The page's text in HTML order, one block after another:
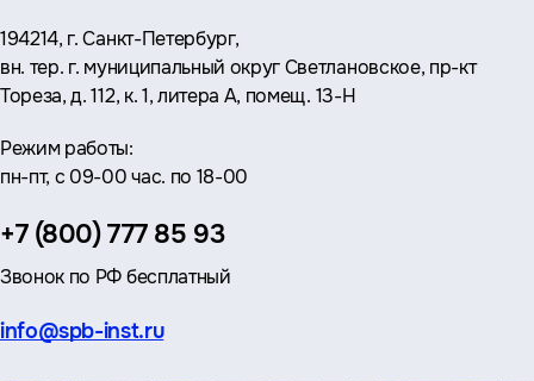
Адрес:
194214, г. Санкт-Петербург,
вн. тер. г. муниципальный округ Светлановское, пр-кт
Тореза, д. 112, к. 1, литера А, помещ. 13-Н
Режим работы:
пн-пт, с 09-00 час. по 18-00
Телефон:
+7 (800) 777 85 93
Звонок по РФ бесплатный
Эл.
info@spb-inst.ru